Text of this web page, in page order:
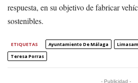
respuesta, en su objetivo de fabricar
sostenibles.
ETIQUETAS Ayuntamiento De Málaga Limasam
Teresa Porras
- Publicidad -